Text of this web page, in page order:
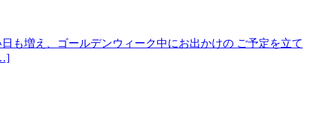
も増え、ゴールデンウィーク中にお出かけの ご予定を立て